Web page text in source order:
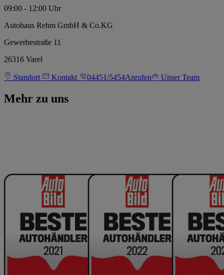
09:00 - 12:00 Uhr
Autohaus Rehm GmbH & Co.KG
Gewerbestraße 11
26316 Varel
Standort Kontakt 04451/5454Anrufen Unser Team
Mehr zu uns